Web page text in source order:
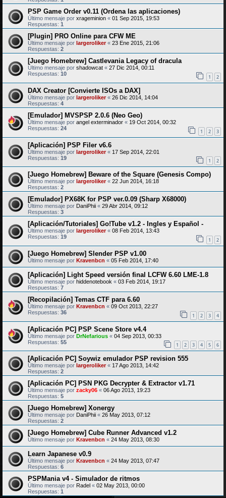
PSP Game Order v0.11 (Ordena las aplicaciones)
Último mensaje por xrageminion « 01 Sep 2015, 19:53
Respuestas: 1
[Plugin] PRO Online para CFW ME
Último mensaje por largeroliker« 23 Ene 2015, 21:06
Respuestas: 2
[Juego Homebrew] Castlevania Legacy of dracula
Último mensaje por shadowcat « 27 Dic 2014, 00:11
Respuestas: 10 1 2
DAX Creator [Convierte ISOs a DAX]
Último mensaje por largeroliker« 26 Dic 2014, 14:04
Respuestas: 4
[Emulador] MVSPSP 2.0.6 (Neo Geo)
Último mensaje por angel exterminador « 19 Oct 2014, 00:32
Respuestas: 24 1 2 3
[Aplicación] PSP Filer v6.6
Último mensaje por largeroliker« 17 Sep 2014, 22:01
Respuestas: 19 1 2
[Juego Homebrew] Beware of the Square (Genesis Compo)
Último mensaje por largeroliker« 22 Jun 2014, 16:18
Respuestas: 2
[Emulador] PX68K for PSP ver.0.09 (Sharp X68000)
Último mensaje por DaniPhii « 29 Abr 2014, 09:12
Respuestas: 3
[Aplicación/Tutoriales] Go!Tube v1.2 - Ingles y Español -
Último mensaje por largeroliker« 08 Feb 2014, 13:43
Respuestas: 19 1 2
[Juego Homebrew] Slender PSP v1.00
Último mensaje por Kravenbcn « 05 Feb 2014, 17:40
[Aplicación] Light Speed versión final LCFW 6.60 LME-1.8
Último mensaje por hiddenotebook « 03 Feb 2014, 19:17
Respuestas: 7
[Recopilación] Temas CTF para 6.60
Último mensaje por Kravenbcn « 09 Oct 2013, 22:27
Respuestas: 36 1 2 3 4
[Aplicación PC] PSP Scene Store v4.4
Último mensaje por DrNefarious « 04 Sep 2013, 00:33
Respuestas: 55 1 2 3 4 5 6
[Aplicación PC] Soywiz emulador PSP revision 555
Último mensaje por largeroliker« 17 Ago 2013, 14:42
Respuestas: 2
[Aplicación PC] PSN PKG Decrypter & Extractor v1.71
Último mensaje por zacky06 « 06 Ago 2013, 19:23
Respuestas: 5
[Juego Homebrew] Xonergy
Último mensaje por DaniPhii « 26 May 2013, 07:12
Respuestas: 2
[Juego Homebrew] Cube Runner Advanced v1.2
Último mensaje por Kravenbcn « 24 May 2013, 08:30
Learn Japanese v0.9
Último mensaje por Kravenbcn « 24 May 2013, 07:47
Respuestas: 6
PSPMania v4 - Simulador de ritmos
Último mensaje por Radel « 02 May 2013, 00:00
Respuestas: 1